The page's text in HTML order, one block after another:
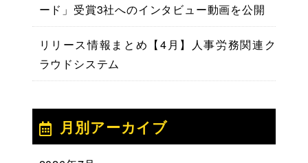
ード」受賞3社へのインタビュー動画を公開
リリース情報まとめ【4月】人事労務関連ク
ラウドシステム
月別アーカイブ